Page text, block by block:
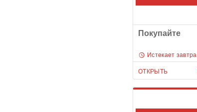
Покупайте
Истекает завтра
ОТКРЫТЬ